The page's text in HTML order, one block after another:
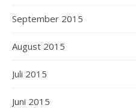
September 2015
August 2015
Juli 2015
Juni 2015